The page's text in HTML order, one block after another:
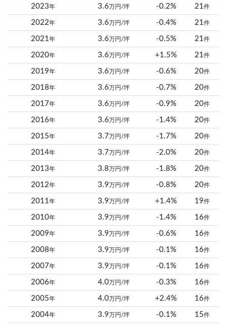
2023年 3.6 万円/坪 -0.2% 21件
2022年 3.6 万円/坪 -0.4% 21件
2021年 3.6 万円/坪 -0.5% 21件
2020年 3.6 万円/坪 +1.5% 21件
2019年 3.6 万円/坪 -0.6% 20件
2018年 3.6 万円/坪 -0.7% 20件
2017年 3.6 万円/坪 -0.9% 20件
2016年 3.6 万円/坪 -1.4% 20件
2015年 3.7 万円/坪 -1.7% 20件
2014年 3.7 万円/坪 -2.0% 20件
2013年 3.8 万円/坪 -1.8% 20件
2012年 3.9 万円/坪 -0.8% 20件
2011年 3.9 万円/坪 +1.4% 19件
2010年 3.9 万円/坪 -1.4% 16件
2009年 3.9 万円/坪 -0.6% 16件
2008年 3.9 万円/坪 -0.1% 16件
2007年 3.9 万円/坪 -0.1% 16件
2006年 4.0万円/坪 -0.3% 16件
2005年 4.0万円/坪 +2.4% 16件
2004年 3.9 万円/坪 -0.1% 15件